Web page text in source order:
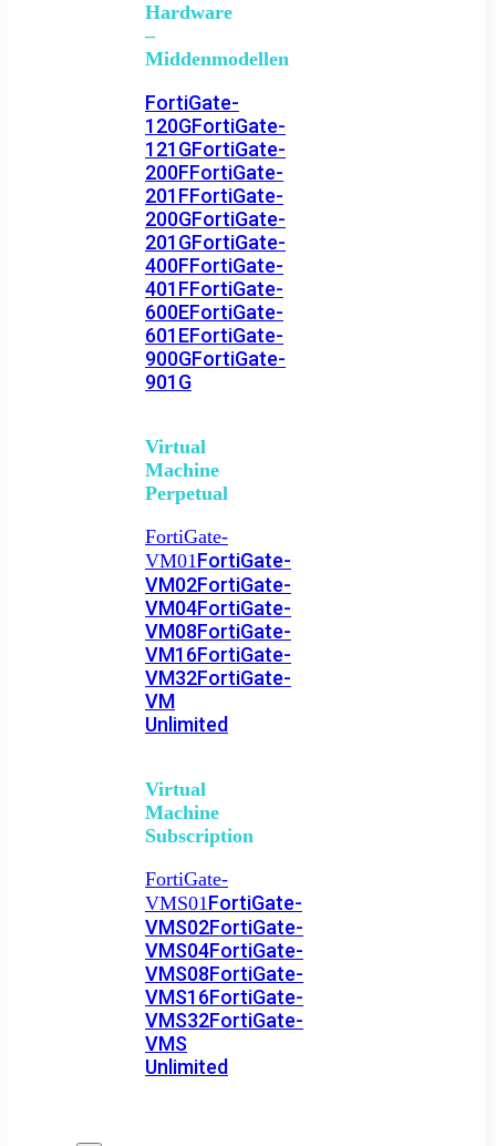
Hardware
–
Middenmodellen
FortiGate-
120GFortiGate-
121GFortiGate-
200FFortiGate-
201FFortiGate-
200GFortiGate-
201GFortiGate-
400FFortiGate-
401FFortiGate-
600EFortiGate-
601EFortiGate-
900GFortiGate-
901G
Virtual
Machine
Perpetual
FortiGate-
VM01FortiGate-
VM02FortiGate-
VM04FortiGate-
VM08FortiGate-
VM16FortiGate-
VM32FortiGate-
VM
Unlimited
Virtual
Machine
Subscription
FortiGate-
VMS01FortiGate-
VMS02FortiGate-
VMS04FortiGate-
VMS08FortiGate-
VMS16FortiGate-
VMS32FortiGate-
VMS
Unlimited